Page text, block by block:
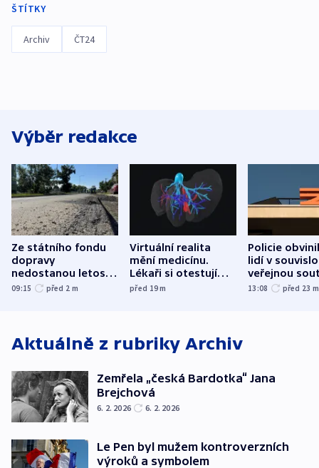
ŠTÍTKY
Archiv ČT24
Výběr redakce
Ze státního fondu
dopravy
nedostanou letos
kraje na silnice ani
09:15 před 2 m
Virtuální realita
mění medicínu.
Lékaři si otestují
každý řez, říká
před 19m
Policie
lidí v
veřejnou
Správy
13:08 před 23 m
Aktuálně z rubriky Archiv
Zemřela „česká Bardotka“ Jana
Brejchová
6. 2. 2026 6. 2. 2026
Le Pen byl mužem kontroverzních
výroků a symbolem